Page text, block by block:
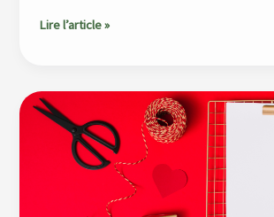
Lire l’article »
Wishlist
spéciale
Valentin